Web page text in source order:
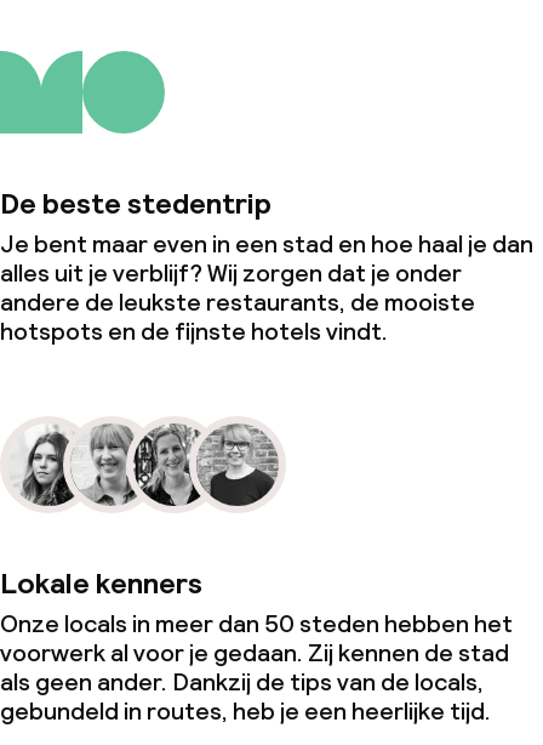
De beste stedentrip
Je bent maar even in een stad en hoe haal je dan
alles uit je verblijf? Wij zorgen dat je onder
andere de leukste restaurants, de mooiste
hotspots en de fijnste hotels vindt.
Lokale kenners
Onze locals in meer dan 50 steden hebben het
voorwerk al voor je gedaan. Zij kennen de stad
als geen ander. Dankzij de tips van de locals,
gebundeld in routes, heb je een heerlijke tijd.